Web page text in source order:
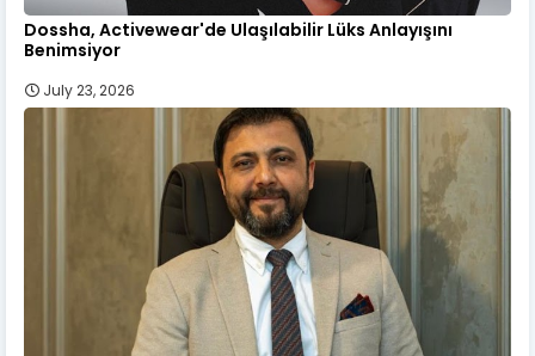
Dossha, Activewear'de Ulaşılabilir Lüks Anlayışını
Benimsiyor
July 23, 2026